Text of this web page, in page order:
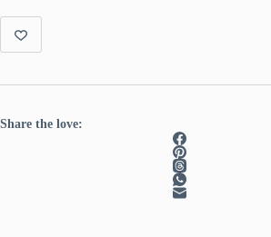
Share the love: